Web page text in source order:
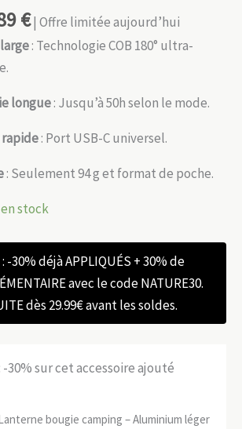
€| Offre limitée aujourd’hui
: Technologie COB 180° ultra-
longue: Jusqu’à 50h selon le mode.
rapide: Port USB-C universel.
: Seulement 94 g et format de poche.
en stock
-30% déjà APPLIQUÉS + 30% de
avec le code NATURE30.
dès 29.99€ avant les soldes.
30% sur cet accessoire ajouté
bougie camping – Aluminium léger